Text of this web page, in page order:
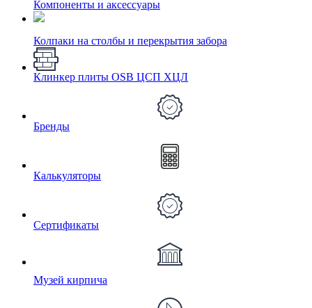
Компоненты и аксессуары
Колпаки на столбы и перекрытия забора
Клинкер плиты OSB ЦСП ХЦЛ
Бренды
Калькуляторы
Сертификаты
Музей кирпича